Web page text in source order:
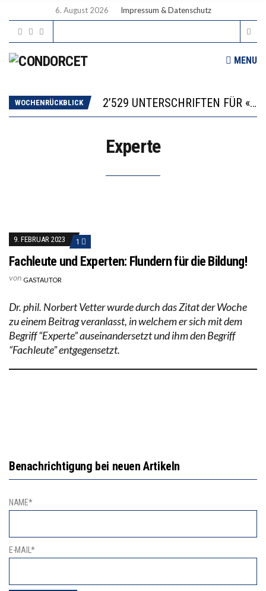
6. August 2026 Impressum & Datenschutz
MENU
WOCHENRÜCKBLICK
2’529 UNTERSCHRIFTEN FÜR «KEINE DIGITALEN GERÄTE IN DEN ERSTEN VIER PRIMARSCHULJAHREN» EINGEREICHT
ICH WILL MEHR EVIDENZ UND WILL WISSEN, WAS ALL DIE INVESTITIONEN BRINGEN
Experte
9. FEBRUAR 2023 1
Fachleute und Experten: Flundern für die Bildung!
von GASTAUTOR
Dr. phil. Norbert Vetter wurde durch das Zitat der Woche
zu einem Beitrag veranlasst, in welchem er sich mit dem
Begriff “Experte” auseinandersetzt und ihm den Begriff
“Fachleute” entgegensetzt.
Benachrichtigung bei neuen Artikeln
NAME*
E-MAIL*